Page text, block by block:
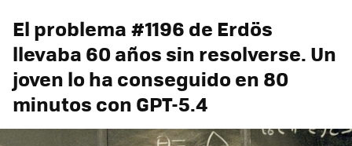
El problema #1196 de Erdös
llevaba 60 años sin resolverse. Un
joven lo ha conseguido en 80
minutos con GPT-5.4